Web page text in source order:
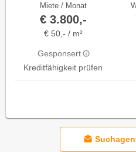
Miete / Monat
€ 3.800,-
€ 50,- / m²
Gesponsert
Kreditfähigkeit prüfen